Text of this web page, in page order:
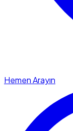
Hemen Arayın